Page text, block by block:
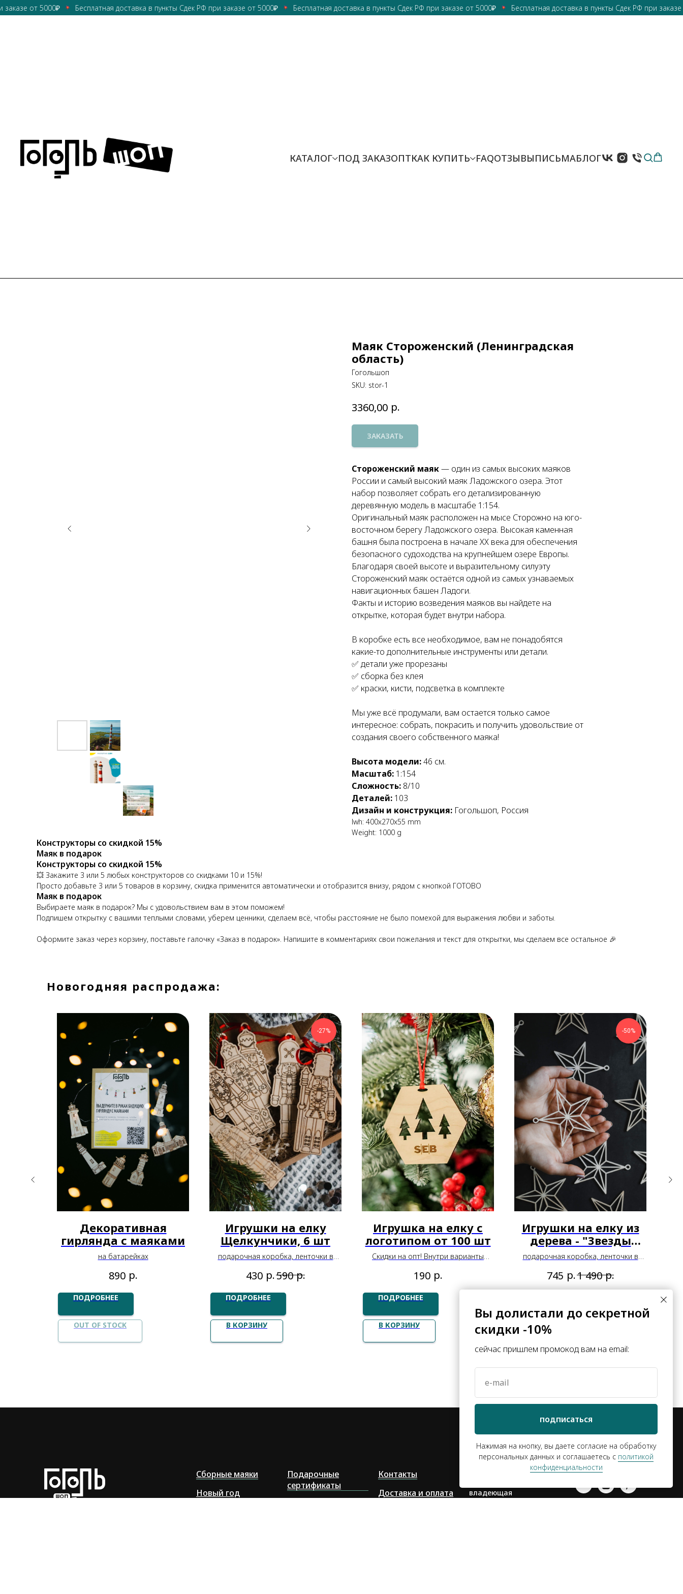
от 5000₽ Бесплатная доставка в пункты Сдек РФ при заказе от 5000₽ Бесплатная доставка в пункты Сдек РФ при заказе от 5000₽ Бесплатная доставка в пункты Сдек РФ при заказе от
КАТАЛОГ ПОД ЗАКАЗОПТКАК КУПИТЬ FAQОТЗЫВЫПИСЬМАБЛОГ
Маяк Стороженский (Ленинградская
область)
Гогольшоп
SKU: stor-1
3360,00 р.
ЗАКАЗАТЬ
Стороженский маяк— один из самых высоких маяков
России и самый высокий маяк Ладожского озера. Этот
набор позволяет собрать его детализированную
деревянную модель в масштабе 1:154.
Оригинальный маяк расположен на мысе Сторожно на юго-
восточном берегу Ладожского озера. Высокая каменная
башня была построена в начале XX века для обеспечения
безопасного судоходства на крупнейшем озере Европы.
Благодаря своей высоте и выразительному силуэту
Стороженский маяк остаётся одной из самых узнаваемых
навигационных башен Ладоги.
Факты и историю возведения маяков вы найдете на
открытке, которая будет внутри набора.
В коробке есть все необходимое, вам не понадобятся
какие-то дополнительные инструменты или детали.
✅ детали уже прорезаны
✅ сборка без клея
✅ краски, кисти, подсветка в комплекте
Мы уже всё продумали, вам остается только самое
интересное: собрать, покрасить и получить удовольствие от
создания своего собственного маяка!
Высота модели:46 см.
Масштаб: 1:154
Сложность: 8/10
Деталей: 103
Дизайн и конструкция: Гогольшоп, Россия
lwh: 400x270x55 mm
Weight: 1000 g
Конструкторы со скидкой 15%
Маяк в подарок
Конструкторы со скидкой 15%
💥 Закажите 3 или 5 любых конструкторов со скидками 10 и 15%!
Просто добавьте 3 или 5 товаров в корзину, скидка применится автоматически и отобразится внизу, рядом с кнопкой ГОТОВО
Маяк в подарок
Выбираете маяк в подарок? Мы с удовольствием вам в этом поможем!
Подпишем открытку с вашими теплыми словами, уберем ценники, сделаем всё, чтобы расстояние не было помехой для выражения любви и заботы.
Оформите заказ через корзину, поставьте галочку «Заказ в подарок». Напишите в комментариях свои пожелания и текст для открытки, мы сделаем все остальное 🎉
Новогодняя распродажа:
Декоративная
гирлянда с маяками
на батарейках
890 р.
ПОДРОБНЕЕ
OUT OF STOCK
-27%
Игрушки на елку
Щелкунчики, 6 шт
подарочная коробка, ленточки в
430 р.590 р.
ПОДРОБНЕЕ
В КОРЗИНУ
Игрушка на елку с
логотипом от 100 шт
Скидки на опт! Внутри варианты
190 р.
ПОДРОБНЕЕ
В КОРЗИНУ
-50%
Игрушки на елку из
дерева - "Звезды
ретро" 20 шт
подарочная коробка, ленточки в
745 р.1 490 р.
В КОРЗИНУ
Вы долистали до секретной
скидки -10%
сейчас пришлем промокод вам на email:
e-mail
подписаться
Нажимая на кнопку, вы даете согласие на обработку
персональных данных и соглашаетесь c политикой
конфиденциальности
Сборные маяки
Новый год
Подарочные
сертификаты
Контакты
Доставка и оплата
владеющая